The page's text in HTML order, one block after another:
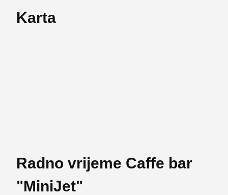
Karta
Radno vrijeme Caffe bar
"MiniJet"